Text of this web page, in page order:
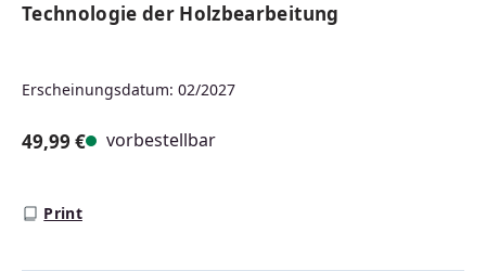
Technologie der Holzbearbeitung
Erscheinungsdatum: 02/2027
49,99 € vorbestellbar
Print